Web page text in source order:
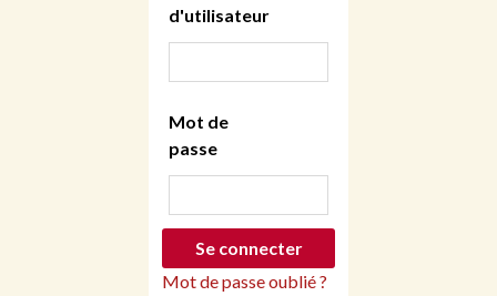
d'utilisateur
Mot de
passe
Mot de passe oublié ?